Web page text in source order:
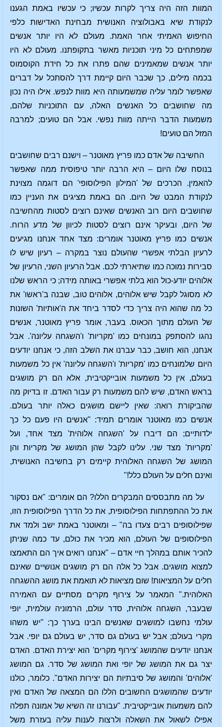
המוות הזה היה צריך לקרות עכשיו; כי עכשיו באמת הגענו
לנקודת שיא באבולוציה האנושית מבחינת האדישות כלפי
החיפוש האמיתי אחר האמת. מעולם לא היו יותר אנשים
שמפתחים כל מיני תוכניות מאשר בתקופתנו. מעולם לא היו
יותר אנשים שמאמינים שהם פתרו את כל חידת הקוסמוס
בכמה מילים, כך שכבר היום קיימת דרך להסתכל על דברים
שאפשר לומר עליה שמשמעותה היא מוות לנפש. אילו היה נכון
מה שחושבים כל האנשים האלה, עם התוכניות שלהם,
משמעות הדבר הייתה מוות נפשי. אבל הם טועים; למרבה
המזל הם טועים!
החשיבה של אדם כמו פריץ מאוטנר – וישנם רבים שחושבים
בנוסח שלו היום – היא הרבה יותר טיפוסית ממה שאפשר
להאמין. הכרכים של 'המילון הפילוסופי' הם דוגמה מצוינת
לנקודת המבט של היום. הם באמת מציגים את העניין כמו
שחושבים היום רוב האנשים שאינם רוצים לסטות מהחשיבה
של היום, ובעיקר אינם רוצים לסטות לכיוון של מדע הרוח.
אנשים כמו פריץ מאוטנר אומרים: מצד אחד אנחנו מגיעים
לרעיון הבלתי אפשרי שהעולם נוצר במקרה – רעיון שיש לו
סבירות נמוכה כמו שתיארתי לכם. אבל הרעיון השני, הרעיון של
אלוהים יודע-כול הוא בלתי אפשרי באותה מידה; כי הראש שלנו
לא מסוגל לקבל שיש אלוהים, אלוהים טוב, שבנה ב'ראשו' את
כל מה שהוא היה צריך כדי לסדר ביחד את ה'אותיות' השונות
של העולם מתוך הכאוס. בעבר, אומר פריץ מאוטנר, אנשים
נהגו להסתפק במונחים כמו 'מקריות' ו'השגחה עליונה'. אבל
אנחנו, הוא חושב, כבר עברנו את השלב הזה, כי אנחנו יודעים
היום שלמונחים כמו 'מקריות' ו'השגחה עליונה' אין כל משמעות
בעולם, אין כל משמעות אובייקטיבית, אלא הם רק מושגים
בראש האדם, שיש להם משמעות רק עבור האדם. זו בדיוק מה
שהביקורת רואה: שאין ליישם מושגים כאלה יותר בעולם.
אנשים כמו מאוטנר אומרים תמיד: "אנשים היו פעם כל כך
ילדותיים; הם דיברו על 'השגחה אלוהית' מצד אחד, ועל
'מקריות' מצד שני. עלינו לקבל שהן המושג של מקריות והן
המושג של השגחה האלוהית קיימים רק בחשיבה האנושית,
ואינם חלים על העולם כלל!"
על מה מתבססים המבקרים הללו? הם אומרים: "אם נסקור
את כל ההתפתחות הפילוסופית, את כל הדרך הפילוסופית הזו,
שפילוסופים רבים צעדו בה" – ומאוטנר באמת ישב ולמד את
הפילוסופים של העולם, הוא מכיר את כולם, עד כמה שניתן
להכיר אותם במהלך חיי אדם – "אנחנו רואים איך הם התאמצו
למצוא מושגים. אבל כל אלה הם רק מושגים אנושיים שאינם
חלים על המציאות! שום מציאות לא תואמת את מושג ההשגחה
האלוהית." המאמר על צירוף מקרים מסתיים עם האמירה
שבעבר, השגחה אלוהית, סדר עולם, הרמוניה עולמית, יופי
עולמי נחשבו למושגים שאנשים הבינו בערך כך: "יש משהו
מקרי בעולם; אבל יש בעולם גם סדר, יש בעולם גם יופי. אבל
אנחנו יודעים שהמושג 'צירוף מקרים' הוא יצירת האדם. האדם
יצר גם את המושג של יופי ואת המושג של סדר. גם המושג
'אלוהים' והמושג של סיבתיות הם יצירות האדם". כלומר, כולנו
יודעים שהמושגים החשובים הללו הם המצאה של האדם ואין
להם משמעות אובייקטיבית. "עבורנו זה השיא של אמונה תפלה
אפילו לשאול את השאלה ולרצות לענות עליה בעזרת משל